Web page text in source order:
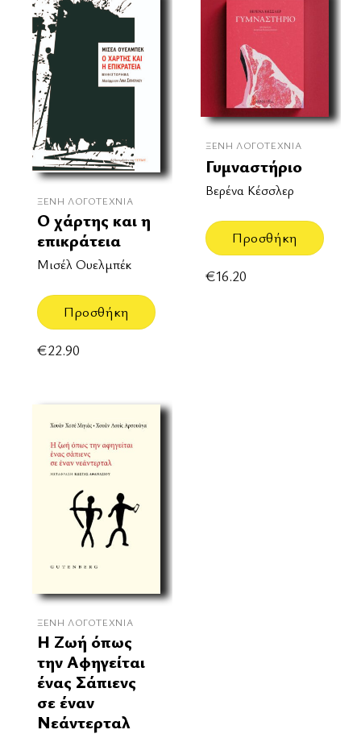
ΞΈΝΗ ΛΟΓΟΤΕΧΝΊΑ
Ο χάρτης και η
επικράτεια
Μισέλ Ουελμπέκ
Προσθήκη
€22.90
ΞΈΝΗ ΛΟΓΟΤΕΧΝΊΑ
Γυμναστήριο
Βερένα Κέσσλερ
Προσθήκη
€16.20
ΞΈΝΗ ΛΟΓΟΤΕΧΝΊΑ
Η Ζωή όπως
την Αφηγείται
ένας Σάπιενς
σε έναν
Νεάντερταλ